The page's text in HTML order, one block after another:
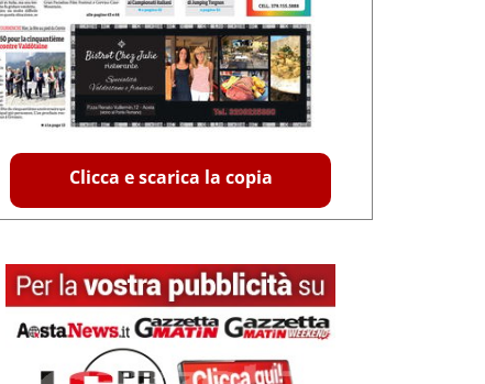
Clicca e scarica la copia